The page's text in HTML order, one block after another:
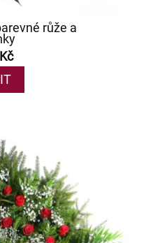
růže a